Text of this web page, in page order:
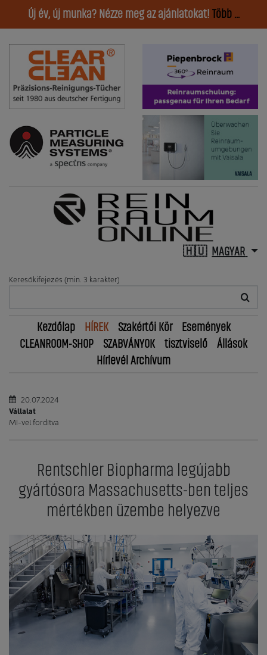
Új év, új munka? Nézze meg az ajánlatokat! Több ...
MAGYAR
Keresőkifejezés (min. 3 karakter)
Kezdőlap HÍREK Szakértői Kör
Események
CLEANROOM-SHOP
SZABVÁNYOK tisztviselő
Állások
Hírlevél Archívum
20.07.2024
Vállalat
MI-vel fordítva
Rentschler Biopharma legújabb
gyártósora Massachusetts-ben teljes
mértékben üzembe helyezve